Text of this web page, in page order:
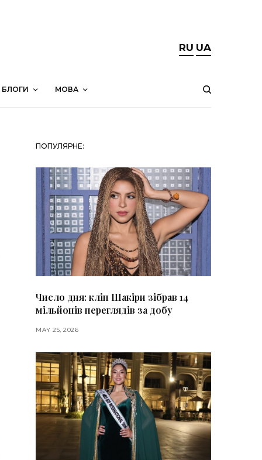
RU UA
БЛОГИ МОВА
ПОПУЛЯРНЕ:
Число дня: кліп Шакіри зібрав 14
мільйонів переглядів за добу
MAY 25, 2026